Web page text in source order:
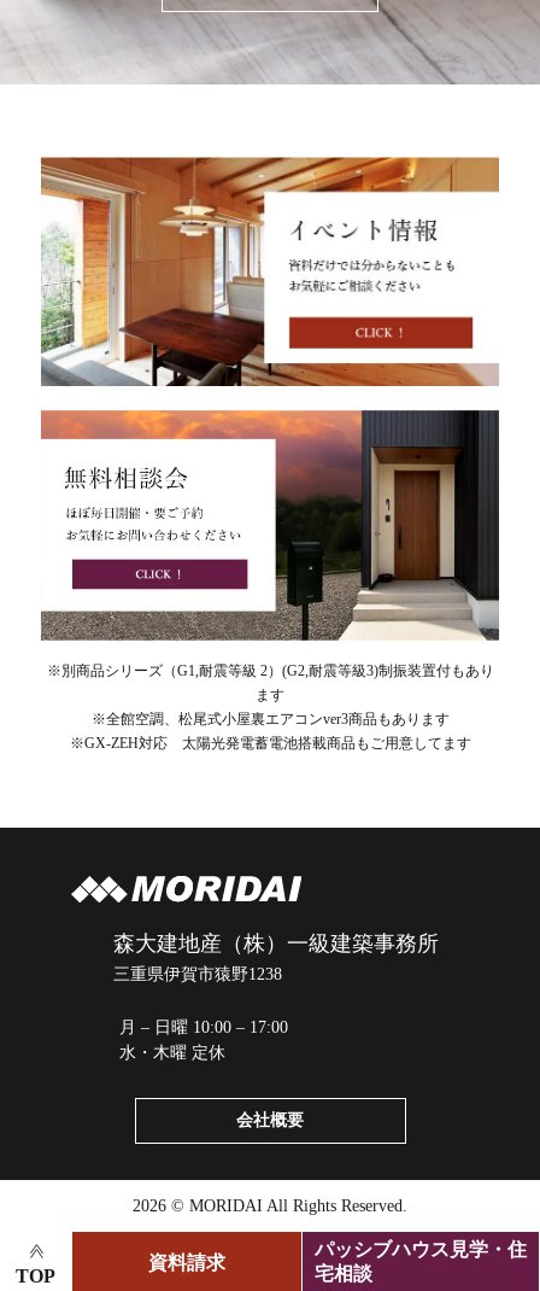
TOP
資料請求
パッシブハウス見学・住
宅相談
※別商品シリーズ（G1,耐震等級 2）(G2,耐震等級3)制振装置付もあり
ます
※全館空調、松尾式小屋裏エアコンver3商品もあります
※GX-ZEH対応 太陽光発電蓄電池搭載商品もご用意してます
森大建地産（株）一級建築事務所
三重県伊賀市猿野1238
月 – 日曜 10:00 – 17:00
水・木曜 定休
会社概要
2026 © MORIDAI All Rights Reserved.